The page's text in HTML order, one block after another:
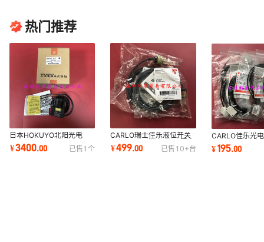
热门推荐
日本HOKUYO北阳光电
UST-05LN UUST101原
装正品假一罚十
¥3400.00 已售 1 个
CARLO瑞士佳乐液位开关
VP03EP原装正品假一罚十
¥499.00 已售 10+台
CARLO佳乐光
正品假一罚十
¥195.00